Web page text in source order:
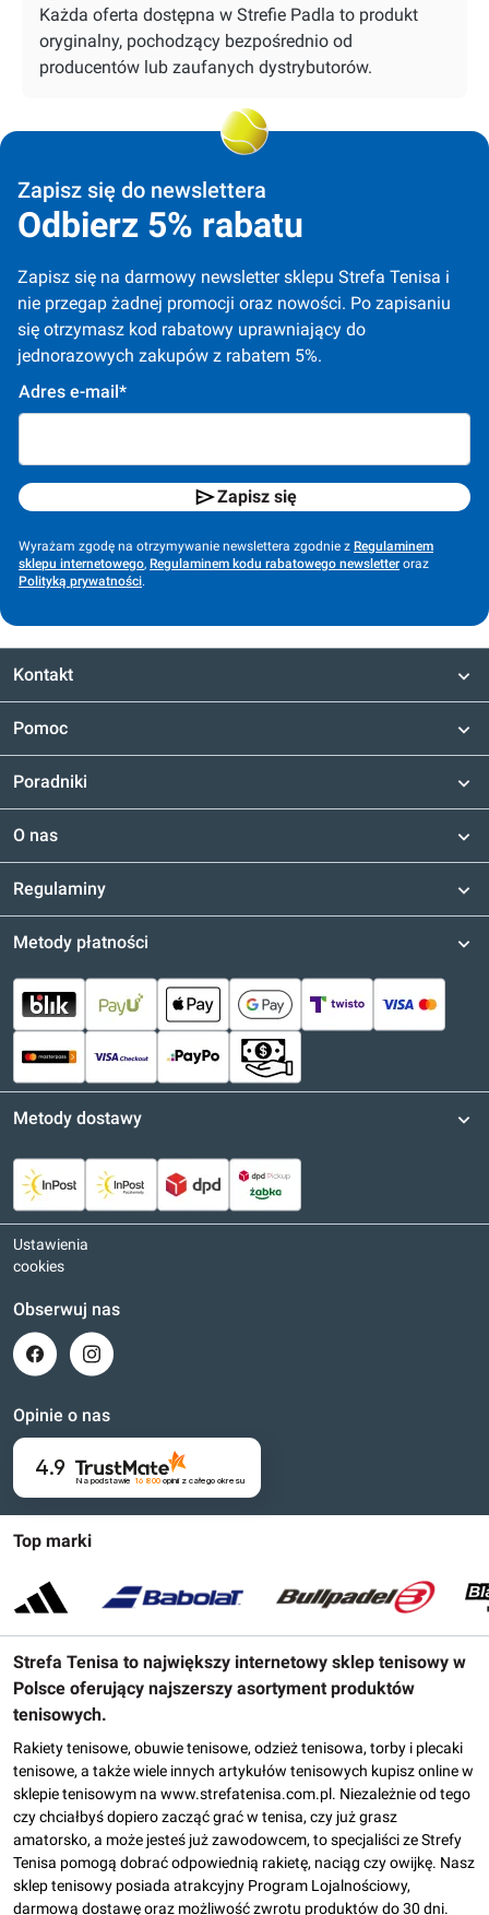
Każda oferta dostępna w Strefie Padla to produkt
oryginalny, pochodzący bezpośrednio od
producentów lub zaufanych dystrybutorów.
Zapisz się do newslettera
Odbierz 5% rabatu
Zapisz się na darmowy newsletter sklepu Strefa Tenisa i
nie przegap żadnej promocji oraz nowości. Po zapisaniu
się otrzymasz kod rabatowy uprawniający do
jednorazowych zakupów z rabatem 5%.
Adres e-mail*
Zapisz się
Wyrażam zgodę na otrzymywanie newslettera zgodnie z Regulaminem
sklepu internetowego, Regulaminem kodu rabatowego newsletter oraz
Polityką prywatności.
Kontakt
Pomoc
Poradniki
O nas
Regulaminy
Top marki
Strefa Tenisa to największy internetowy sklep tenisowy w
Polsce oferujący najszerszy asortyment produktów
tenisowych.
Rakiety tenisowe, obuwie tenisowe, odzież tenisowa, torby i plecaki
tenisowe, a także wiele innych artykułów tenisowych kupisz online w
sklepie tenisowym na www.strefatenisa.com.pl. Niezależnie od tego
czy chciałbyś dopiero zacząć grać w tenisa, czy już grasz
amatorsko, a może jesteś już zawodowcem, to specjaliści ze Strefy
Tenisa pomogą dobrać odpowiednią rakietę, naciąg czy owijkę. Nasz
sklep tenisowy posiada atrakcyjny Program Lojalnościowy,
darmową dostawę oraz możliwość zwrotu produktów do 30 dni.
Metody płatności
Metody dostawy
Ustawienia
cookies
Obserwuj nas
Opinie o nas
4.9
Na podstawie 16 800opinii z całego okresu